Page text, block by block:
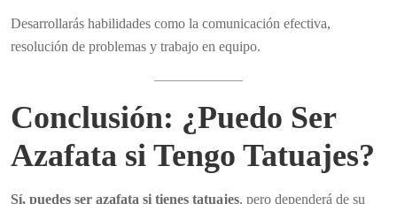
Desarrollarás habilidades como la comunicación efectiva,
resolución de problemas y trabajo en equipo.
Conclusión: ¿Puedo Ser
Azafata si Tengo Tatuajes?
Sí, puedes ser azafata si tienes tatuajes, pero dependerá de su